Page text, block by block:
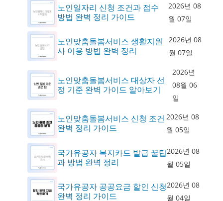
노인일자리 신청 조건과 접수
방법 완벽 정리 가이드
2026년 08
월 07일
노인맞춤돌봄서비스 생활지원
사 이용 방법 완벽 정리
2026년 08
월 07일
노인맞춤돌봄서비스 대상자 선
정 기준 완벽 가이드 알아보기
2026년
08월 06
일
노인맞춤돌봄서비스 신청 조건
완벽 정리 가이드
2026년 08
월 05일
국가유공자 복지카드 발급 꿀팁
과 방법 완벽 정리
2026년 08
월 05일
국가유공자 공공요금 할인 신청
완벽 정리 가이드
2026년 08
월 04일